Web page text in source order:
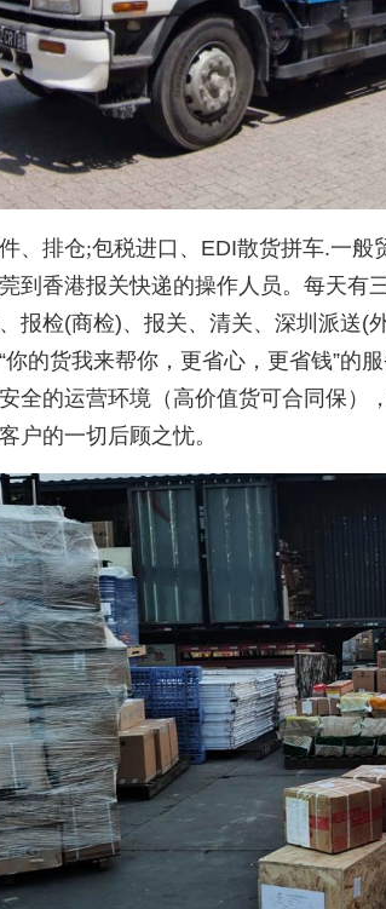
、排仓;包税进口、 EDI散货拼车.一般
到香港报关快递的操作人员。每天有
报检(商检)、报关、清关、深圳派送(
“你的货我来帮你，更省心，更省钱”的
全的运营环境（高价值货可合同保）
户的一切后顾之忧。